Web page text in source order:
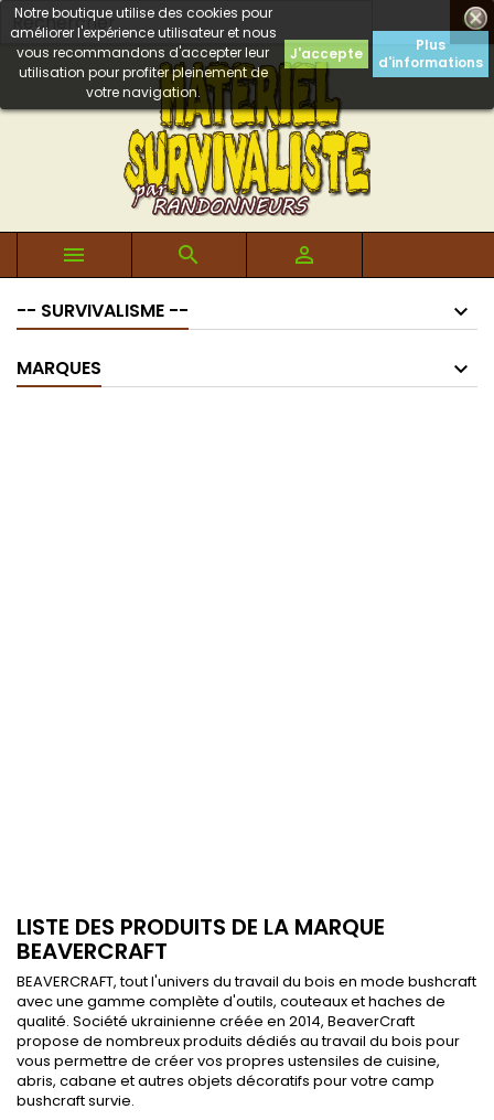

Notre boutique utilise des cookies pour
améliorer l'expérience utilisateur et nous
vous recommandons d'accepter leur
utilisation pour profiter pleinement de
votre navigation.
J'accepte
Plus
d'informations
  
-- SURVIVALISME --
MARQUES
LISTE DES PRODUITS DE LA MARQUE
BEAVERCRAFT
BEAVERCRAFT, tout l'univers du travail du bois en mode bushcraft
avec une gamme complète d'outils, couteaux et haches de
qualité. Société ukrainienne créée en 2014, BeaverCraft
propose de nombreux produits dédiés au travail du bois pour
vous permettre de créer vos propres ustensiles de cuisine,
abris, cabane et autres objets décoratifs pour votre camp
bushcraft survie.